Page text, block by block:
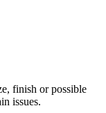
finish or possible
issues.